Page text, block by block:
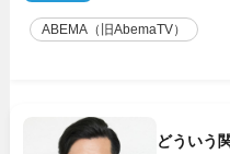
ABEMA（旧AbemaTV）
どういう